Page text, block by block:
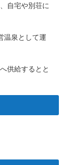
自宅や別荘に
温泉として運
供給するとと